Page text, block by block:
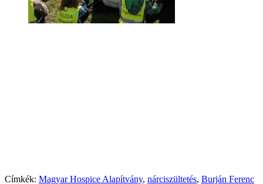
Címkék: Magyar Hospice Alapítvány, nárciszültetés, Burján Ferenc